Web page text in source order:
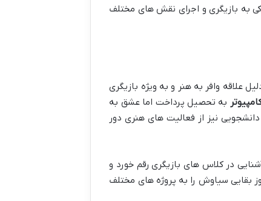
به بازیگری و اجرای نقش های مختلف
علاقه وافر به هنر و به ویژه بازیگری
به تحصیل پرداخت اما عشق به
نیز از فعالیت های هنری دور
آشنایی در کلاس های بازیگری رقم خورد و
بقایی سیاوش را به پروژه های مختلف